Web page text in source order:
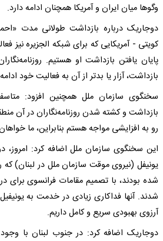
وگوها میان ایران و آمریکا همچنان ادامه دارد.
دوجاریک درباره بازداشت طولانی مدت
کویتی - آمریکایی که برای شبکه الجزیره نیز
پایان یافتن بازداشت او هستیم.
بازداشت، آزار یا بدتر از آن به فعالیت خود
سخنگوی سازمان ملل همچنین افزود:
بازداشت و کشته شدن روزنامه‌نگاران در آن
رو به افزایشی مواجه هستم بنابراین، ما
این سخنگوی سازمان ملل اضافه کرد:
یونیفل (نیروی موقت سازمان ملل در لبنان)
شده بودند، با تصمیم مقامات فرانسوی برای
شدند. آنها فداکاری زیادی در خدمت به
آرزوی بهبودی سریع و کامل داریم.
دوجاریک اضافه کرد: در جنوب لبنان با